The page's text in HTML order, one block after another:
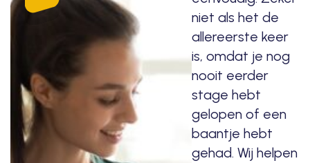
niet als het de
allereerste keer
is, omdat je nog
nooit eerder
stage hebt
gelopen of een
baantje hebt
gehad. Wij helpen